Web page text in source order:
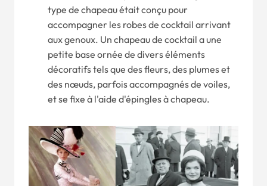
type de chapeau était conçu pour
accompagner les robes de cocktail arrivant
aux genoux. Un chapeau de cocktail a une
petite base ornée de divers éléments
décoratifs tels que des fleurs, des plumes et
des nœuds, parfois accompagnés de voiles,
et se fixe à l'aide d'épingles à chapeau.